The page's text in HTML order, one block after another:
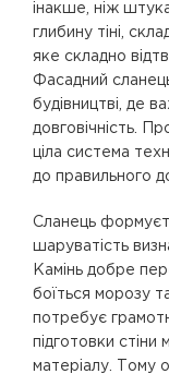
інакше, ніж
глибину тіні,
яке складно
Фасадний
будівництві, де
довговічність.
ціла система
до правильного
Сланець
шаруватість
Камінь добре
боїться морозу
потребує
підготовки стіни
матеріалу. Тому